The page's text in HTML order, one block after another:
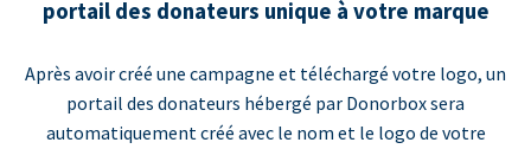
portail des donateurs unique à votre marque
Après avoir créé une campagne et téléchargé votre logo, un
portail des donateurs hébergé par Donorbox sera
automatiquement créé avec le nom et le logo de votre